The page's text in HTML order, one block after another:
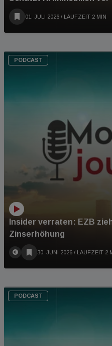
01. JULI 2026 / LAUFZEIT 2 MIN
PODCAST
Insider verraten: EZB
Zinserhöhung
30. JUNI 2026 / LAUFZEIT 2
PODCAST